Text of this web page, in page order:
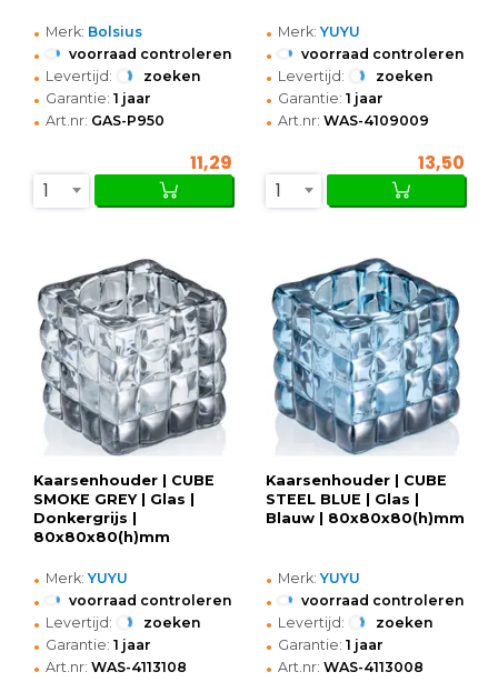
• Merk: Bolsius
• voorraad controleren
• Levertijd: zoeken
• Garantie: 1 jaar
• Art.nr: GAS-P950
11,29
1
• Merk: YUYU
• voorraad controleren
• Levertijd: zoeken
• Garantie: 1 jaar
• Art.nr: WAS-4109009
13,50
1
Kaarsenhouder | CUBE
SMOKE GREY | Glas |
Donkergrijs |
80x80x80(h)mm
• Merk: YUYU
• voorraad controleren
• Levertijd: zoeken
• Garantie: 1 jaar
• Art.nr: WAS-4113108
Kaarsenhouder | CUBE
STEEL BLUE | Glas |
Blauw | 80x80x80(h)mm
• Merk: YUYU
• voorraad controleren
• Levertijd: zoeken
• Garantie: 1 jaar
• Art.nr: WAS-4113008